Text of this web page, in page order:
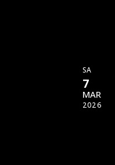
SA
7
MAR
2026